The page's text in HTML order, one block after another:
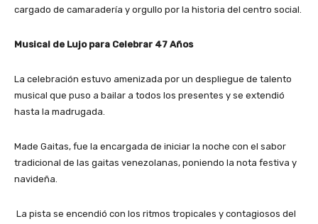
cargado de camaradería y orgullo por la historia del centro social.
Musical de Lujo para Celebrar 47 Años
​La celebración estuvo amenizada por un despliegue de talento
musical que puso a bailar a todos los presentes y se extendió
hasta la madrugada.
​Made Gaitas, fue la encargada de iniciar la noche con el sabor
tradicional de las gaitas venezolanas, poniendo la nota festiva y
navideña.
​ La pista se encendió con los ritmos tropicales y contagiosos del